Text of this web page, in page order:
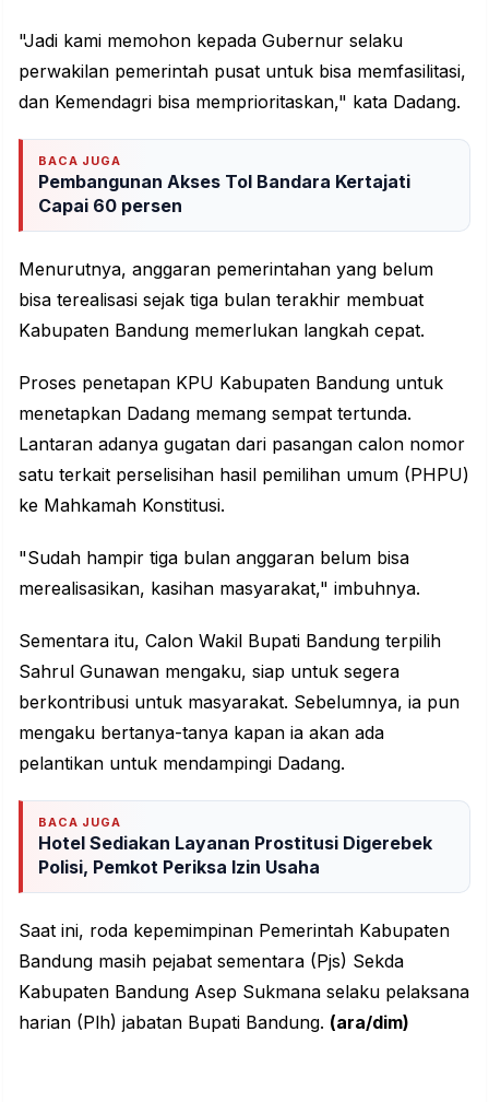
"Jadi kami memohon kepada Gubernur selaku
perwakilan pemerintah pusat untuk bisa memfasilitasi,
dan Kemendagri bisa memprioritaskan," kata Dadang.
BACA JUGA
Pembangunan Akses Tol Bandara Kertajati
Capai 60 persen
Menurutnya, anggaran pemerintahan yang belum
bisa terealisasi sejak tiga bulan terakhir membuat
Kabupaten Bandung memerlukan langkah cepat.
Proses penetapan KPU Kabupaten Bandung untuk
menetapkan Dadang memang sempat tertunda.
Lantaran adanya gugatan dari pasangan calon nomor
satu terkait perselisihan hasil pemilihan umum (PHPU)
ke Mahkamah Konstitusi.
"Sudah hampir tiga bulan anggaran belum bisa
merealisasikan, kasihan masyarakat," imbuhnya.
Sementara itu, Calon Wakil Bupati Bandung terpilih
Sahrul Gunawan mengaku, siap untuk segera
berkontribusi untuk masyarakat. Sebelumnya, ia pun
mengaku bertanya-tanya kapan ia akan ada
pelantikan untuk mendampingi Dadang.
BACA JUGA
Hotel Sediakan Layanan Prostitusi Digerebek
Polisi, Pemkot Periksa Izin Usaha
Saat ini, roda kepemimpinan Pemerintah Kabupaten
Bandung masih pejabat sementara (Pjs) Sekda
Kabupaten Bandung Asep Sukmana selaku pelaksana
harian (Plh) jabatan Bupati Bandung. (ara/dim)